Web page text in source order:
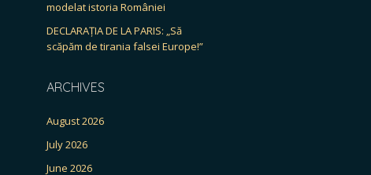
modelat istoria României
DECLARAȚIA DE LA PARIS: „Să
scăpăm de tirania falsei Europe!”
ARCHIVES
August 2026
July 2026
June 2026